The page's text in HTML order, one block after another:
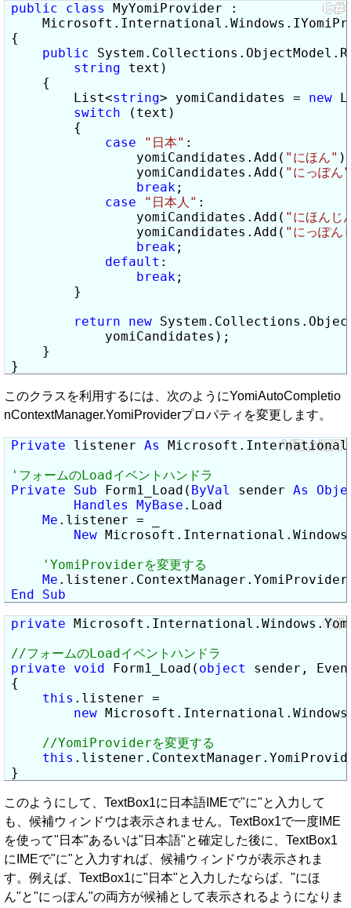
public
class
MyYomiProvider :
{
public
string text)
    {
        List<
string> yomiCandidates = new
switch (text)
        {
case
"日本" :
                yomiCandidates.Add(
"にほん"
                yomiCandidates.Add(
"にっぽん"
break;
case
"日本人" :
                yomiCandidates.Add(
"にほんじ
                yomiCandidates.Add(
"にっぽん
break;
default :
break;
        }
return
new
            yomiCandidates);
    }
}
このクラスを利用するには、次のようにYomiAutoCompletio
nContextManager.YomiProviderプロパティを変更します。
Private listener As
Private
Sub Form1_Load( ByVal sender As
Handles
MyBase .Load
Me .listener = _
New
Me
End
Sub
private
private
void Form1_Load( object
sender,
{
this .listener =
new
this
}
このようにして、TextBox1に日本語IMEで"に"と入力して
も、候補ウィンドウは表示されません。TextBox1で一度IME
を使って"日本"あるいは"日本語"と確定した後に、TextBox1
にIMEで"に"と入力すれば、候補ウィンドウが表示されま
す。例えば、TextBox1に"日本"と入力したならば、"にほ
ん"と"にっぽん"の両方が候補として表示されるようになりま